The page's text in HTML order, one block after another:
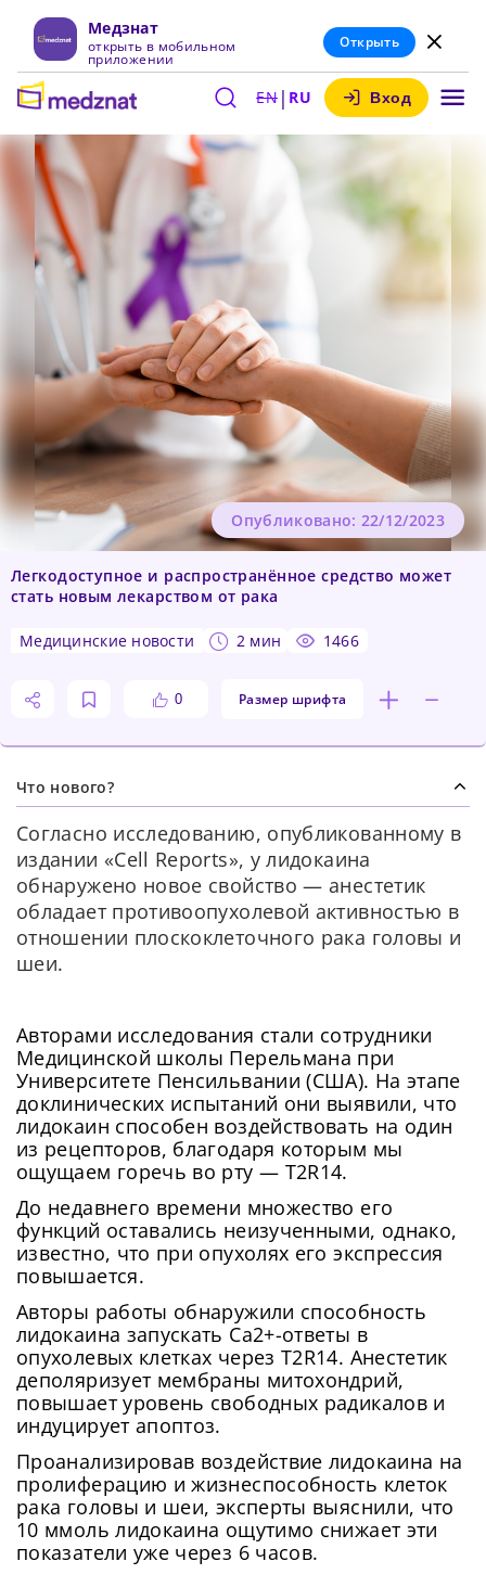
Медзнат
открыть в мобильном
приложении
Открыть
EN| RU Вход
Легкодоступное и распространённое средство может
стать новым лекарством от рака
медицинские новости 2 мин 1466
0 Размер шрифта
Опубликовано: 22/12/2023
Что нового?
Согласно исследованию, опубликованному в
издании «Cell Reports», у лидокаина
обнаружено новое свойство — анестетик
обладает противоопухолевой активностью в
отношении плоскоклеточного рака головы и
шеи.
Авторами исследования стали сотрудники
Медицинской школы Перельмана при
Университете Пенсильвании (США). На этапе
доклинических испытаний они выявили, что
лидокаин способен воздействовать на один
из рецепторов, благодаря которым мы
ощущаем горечь во рту — T2R14.
До недавнего времени множество его
функций оставались неизученными, однако,
известно, что при опухолях его экспрессия
повышается.
Авторы работы обнаружили способность
лидокаина запускать Ca2+-ответы в
опухолевых клетках через T2R14. Анестетик
деполяризует мембраны митохондрий,
повышает уровень свободных радикалов и
индуцирует апоптоз.
Проанализировав воздействие лидокаина на
пролиферацию и жизнеспособность клеток
рака головы и шеи, эксперты выяснили, что
10 ммоль лидокаина ощутимо снижает эти
показатели уже через 6 часов.